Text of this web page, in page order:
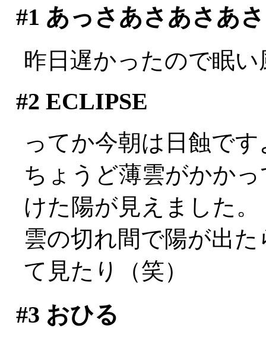
#1 あっさあさあさあ
昨日遅かったので眠い
#2 ECLIPSE
ってか今朝は日蝕です
ちょうど薄雲がかか
けた陽が見えました。
雲の切れ間で陽が出
て見たり（笑）
#3 おひる